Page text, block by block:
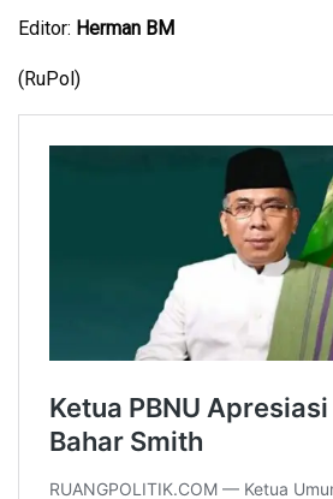
Editor: Herman BM
(RuPol)